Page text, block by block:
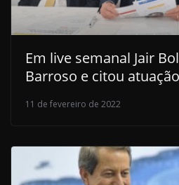
Em live semanal Jair
Barroso e citou
11 de fevereiro de 2022